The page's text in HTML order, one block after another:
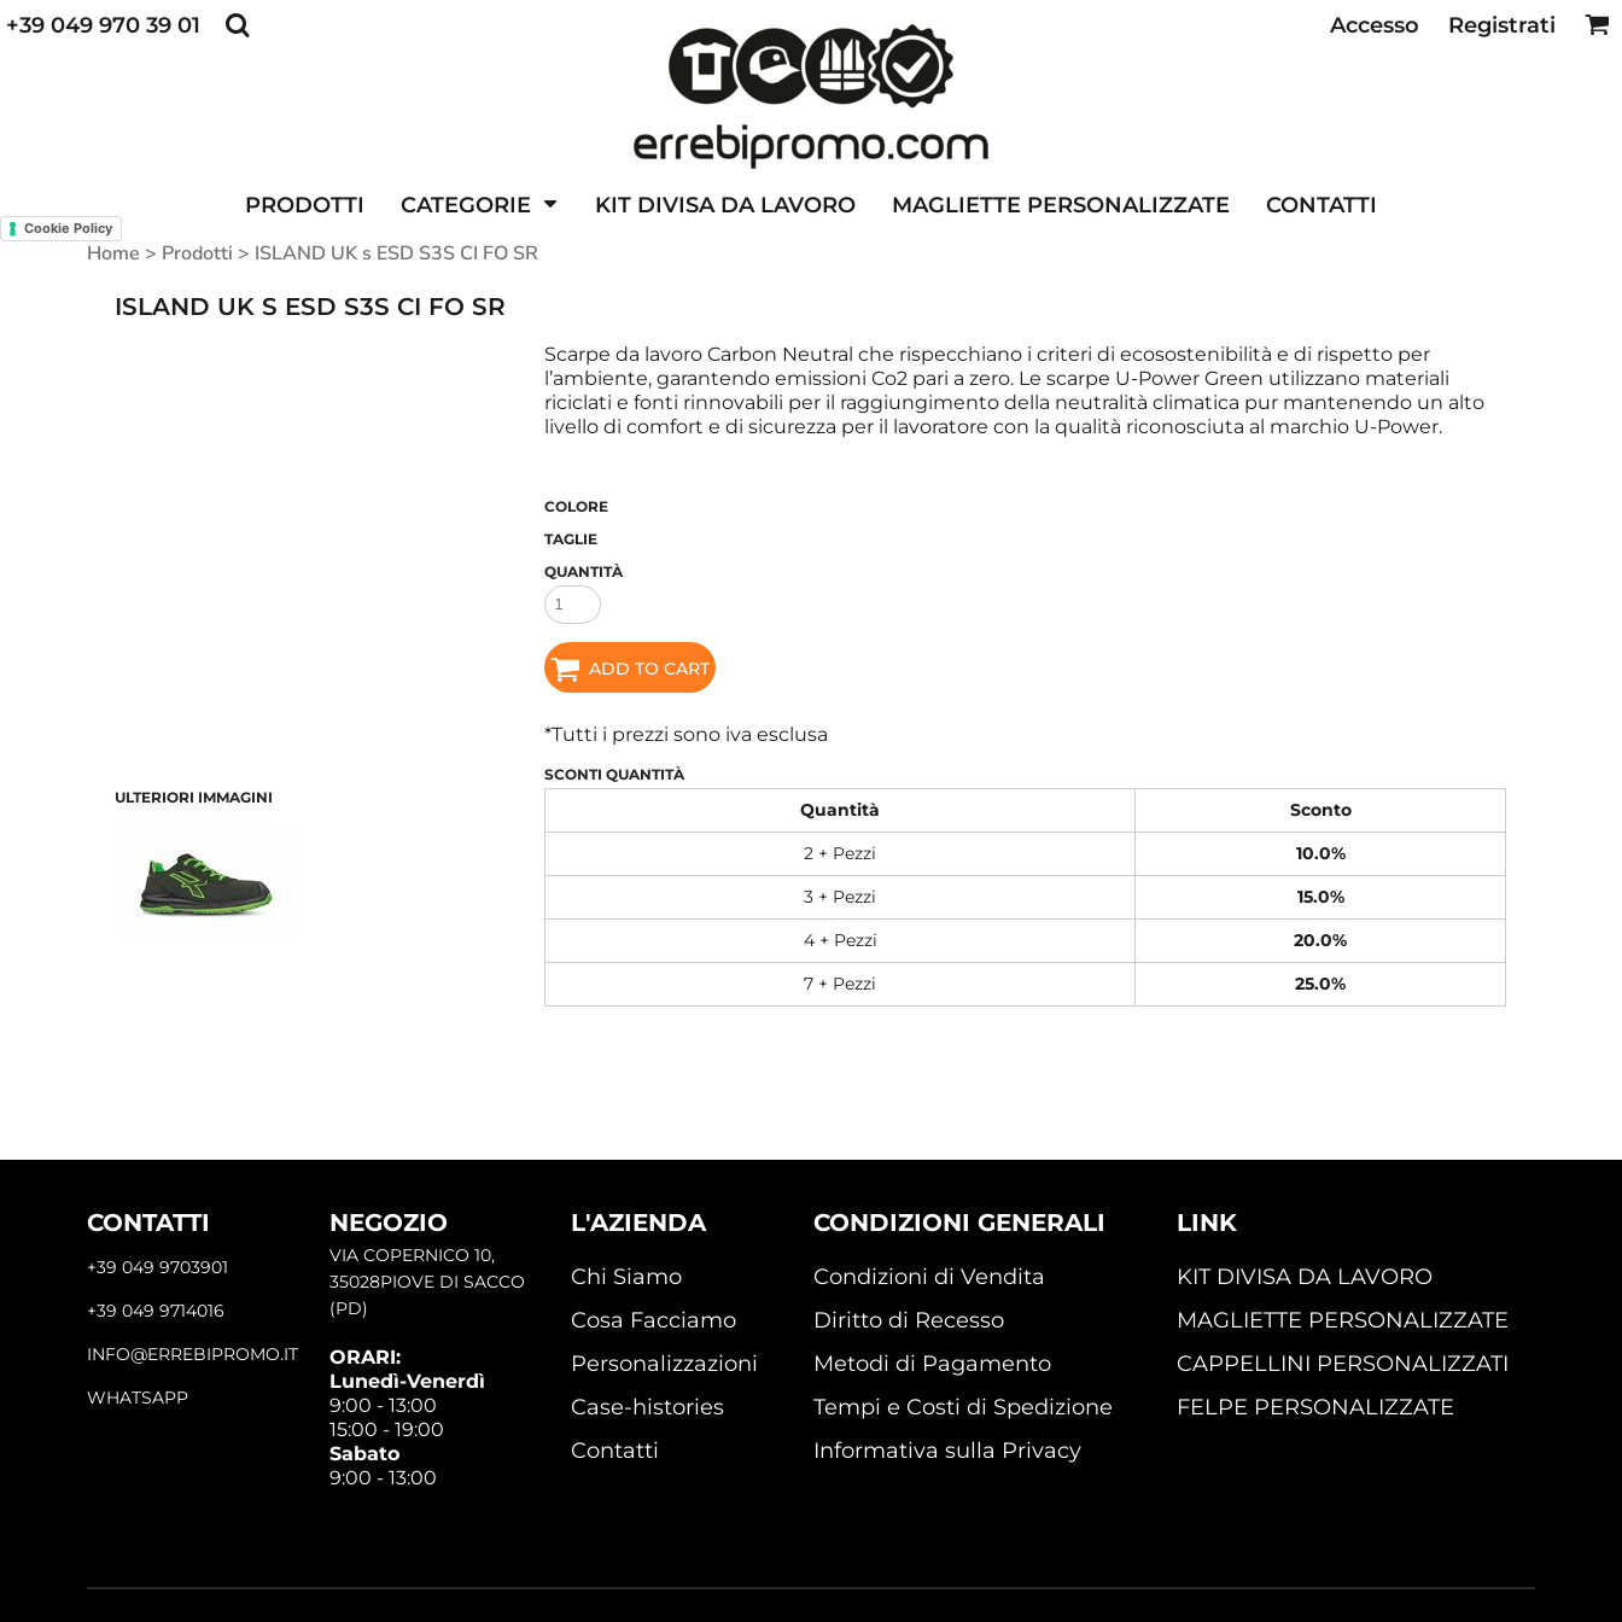
+39 049 970 39 01 Accesso Registrati
PRODOTTI CATEGORIE KIT DIVISA DA LAVORO MAGLIETTE PERSONALIZZATE CONTATTI
Cookie Policy
Home > Prodotti > ISLAND UK s ESD S3S CI FO SR
ISLAND UK S ESD S3S CI FO SR
ULTERIORI IMMAGINI
Scarpe da lavoro Carbon Neutral che rispecchiano i criteri di ecosostenibilità e di rispetto per
l’ambiente, garantendo emissioni Co2 pari a zero. Le scarpe U-Power Green utilizzano materiali
riciclati e fonti rinnovabili per il raggiungimento della neutralità climatica pur mantenendo un alto
livello di comfort e di sicurezza per il lavoratore con la qualità riconosciuta al marchio U-Power.
COLORE
TAGLIE
QUANTITÀ
ADD TO CART
*Tutti i prezzi sono iva esclusa
SCONTI QUANTITÀ
Quantità
Sconto
2 + Pezzi
10.0%
3 + Pezzi
15.0%
4 + Pezzi
20.0%
7 + Pezzi
25.0%
CONTATTI
+39 049 9703901
+39 049 9714016
INFO@ERREBIPROMO.IT
WHATSAPP
NEGOZIO
VIA COPERNICO 10,
35028PIOVE DI SACCO
(PD)
ORARI:
Lunedì-Venerdì
9:00 - 13:00
15:00 - 19:00
Sabato
9:00 - 13:00
L'AZIENDA
Chi Siamo
Cosa Facciamo
Personalizzazioni
Case-histories
Contatti
CONDIZIONI GENERALI
Condizioni di Vendita
Diritto di Recesso
Metodi di Pagamento
Tempi e Costi di Spedizione
Informativa sulla Privacy
LINK
KIT DIVISA DA LAVORO
MAGLIETTE PERSONALIZZATE
CAPPELLINI PERSONALIZZATI
FELPE PERSONALIZZATE
PRODOTTI
MAGLIETTE PERSONALIZZATE
CONTATTI
ACCESSO
POLO PERSONALIZZATE
DIVISE RISTORAZIONE
POLO PERSONALIZZATE CAPPELLINI PERSONALIZZATI ALTA VISIBILITA'